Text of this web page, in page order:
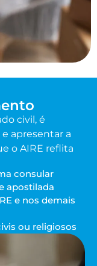
civil, é
apresentar a
o AIRE reflita
consular
apostilada
e nos demais
ou religiosos